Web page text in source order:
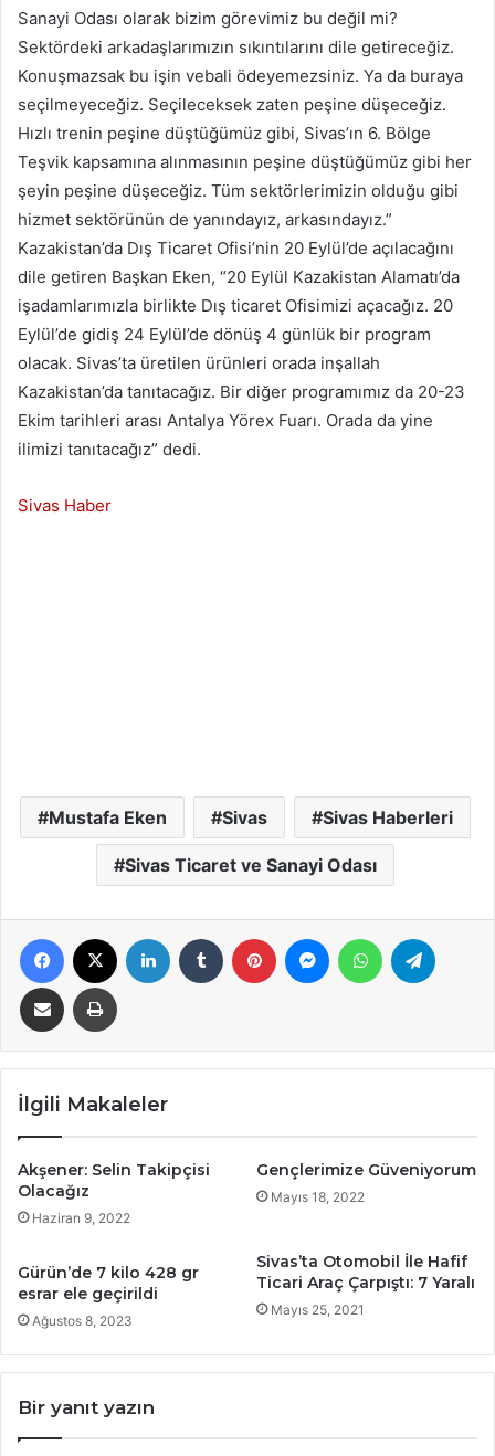
Sanayi Odası olarak bizim görevimiz bu değil mi?
Sektördeki arkadaşlarımızın sıkıntılarını dile getireceğiz.
Konuşmazsak bu işin vebali ödeyemezsiniz. Ya da buraya
seçilmeyeceğiz. Seçileceksek zaten peşine düşeceğiz.
Hızlı trenin peşine düştüğümüz gibi, Sivas’ın 6. Bölge
Teşvik kapsamına alınmasının peşine düştüğümüz gibi her
şeyin peşine düşeceğiz. Tüm sektörlerimizin olduğu gibi
hizmet sektörünün de yanındayız, arkasındayız.”
Kazakistan’da Dış Ticaret Ofisi’nin 20 Eylül’de açılacağını
dile getiren Başkan Eken, “20 Eylül Kazakistan Alamatı’da
işadamlarımızla birlikte Dış ticaret Ofisimizi açacağız. 20
Eylül’de gidiş 24 Eylül’de dönüş 4 günlük bir program
olacak. Sivas’ta üretilen ürünleri orada inşallah
Kazakistan’da tanıtacağız. Bir diğer programımız da 20-23
Ekim tarihleri arası Antalya Yörex Fuarı. Orada da yine
ilimizi tanıtacağız” dedi.
Sivas Haber
Mustafa Eken Sivas Sivas Haberleri
Sivas Ticaret ve Sanayi Odası
Facebook LinkedIn Tumblr Pinterest MessengerWhatsApp
E-Posta ile paylaş Yazdır
İlgili Makaleler
Akşener: Selin Takipçisi
Olacağız
Haziran 9, 2022
Gençlerimize Güveniyorum
Mayıs 18, 2022
Gürün’de 7 kilo 428 gr
esrar ele geçirildi
Ağustos 8, 2023
Sivas’ta Otomobil İle Hafif
Ticari Araç Çarpıştı: 7 Yaralı
Mayıs 25, 2021
Bir yanıt yazın